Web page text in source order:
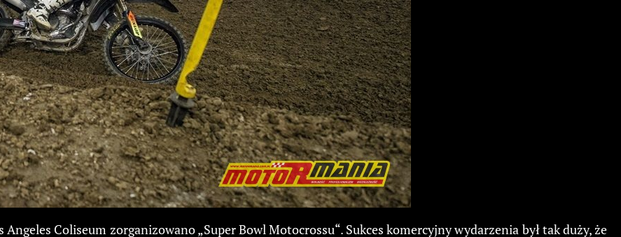
Coliseum zorganizowano „Super Bowl Motocrossu“. Sukces komercyjny wydarzenia był tak duży, że